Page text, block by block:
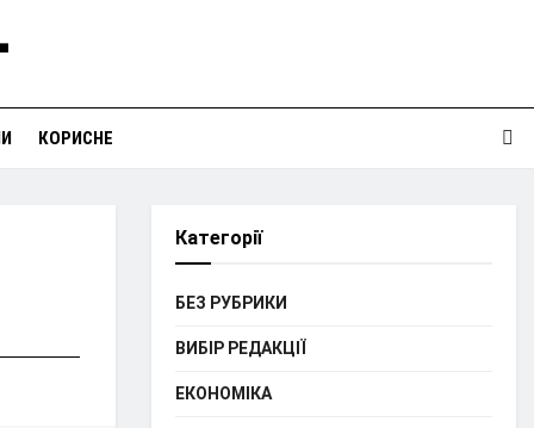
КОРИСНЕ
Категорії
БЕЗ РУБРИКИ
ВИБІР РЕДАКЦІЇ
ЕКОНОМІКА